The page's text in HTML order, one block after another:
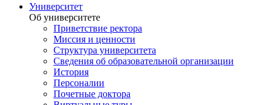
Университет
Об университете
Приветствие ректора
Миссия и ценности
Структура университета
Сведения об образовательной организации
История
Персоналии
Почетные доктора